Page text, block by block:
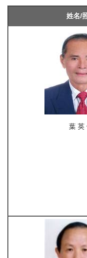
姓名/
葉 英